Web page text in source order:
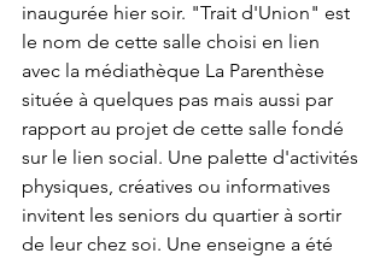
inaugurée hier soir. "Trait d'Union" est
le nom de cette salle choisi en lien
avec la médiathèque La Parenthèse
située à quelques pas mais aussi par
rapport au projet de cette salle fondé
sur le lien social. Une palette d'activités
physiques, créatives ou informatives
invitent les seniors du quartier à sortir
de leur chez soi. Une enseigne a été